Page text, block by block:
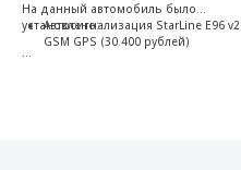
На данный автомобиль было
установлено:
Автосигнализация StarLine E96 v2
GSM GPS (30.400 рублей)